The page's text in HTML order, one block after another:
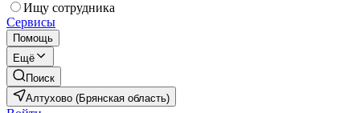
Ищу сотрудника
Сервисы
Помощь
Ещё
Поиск
Алтухово (Брянская область)